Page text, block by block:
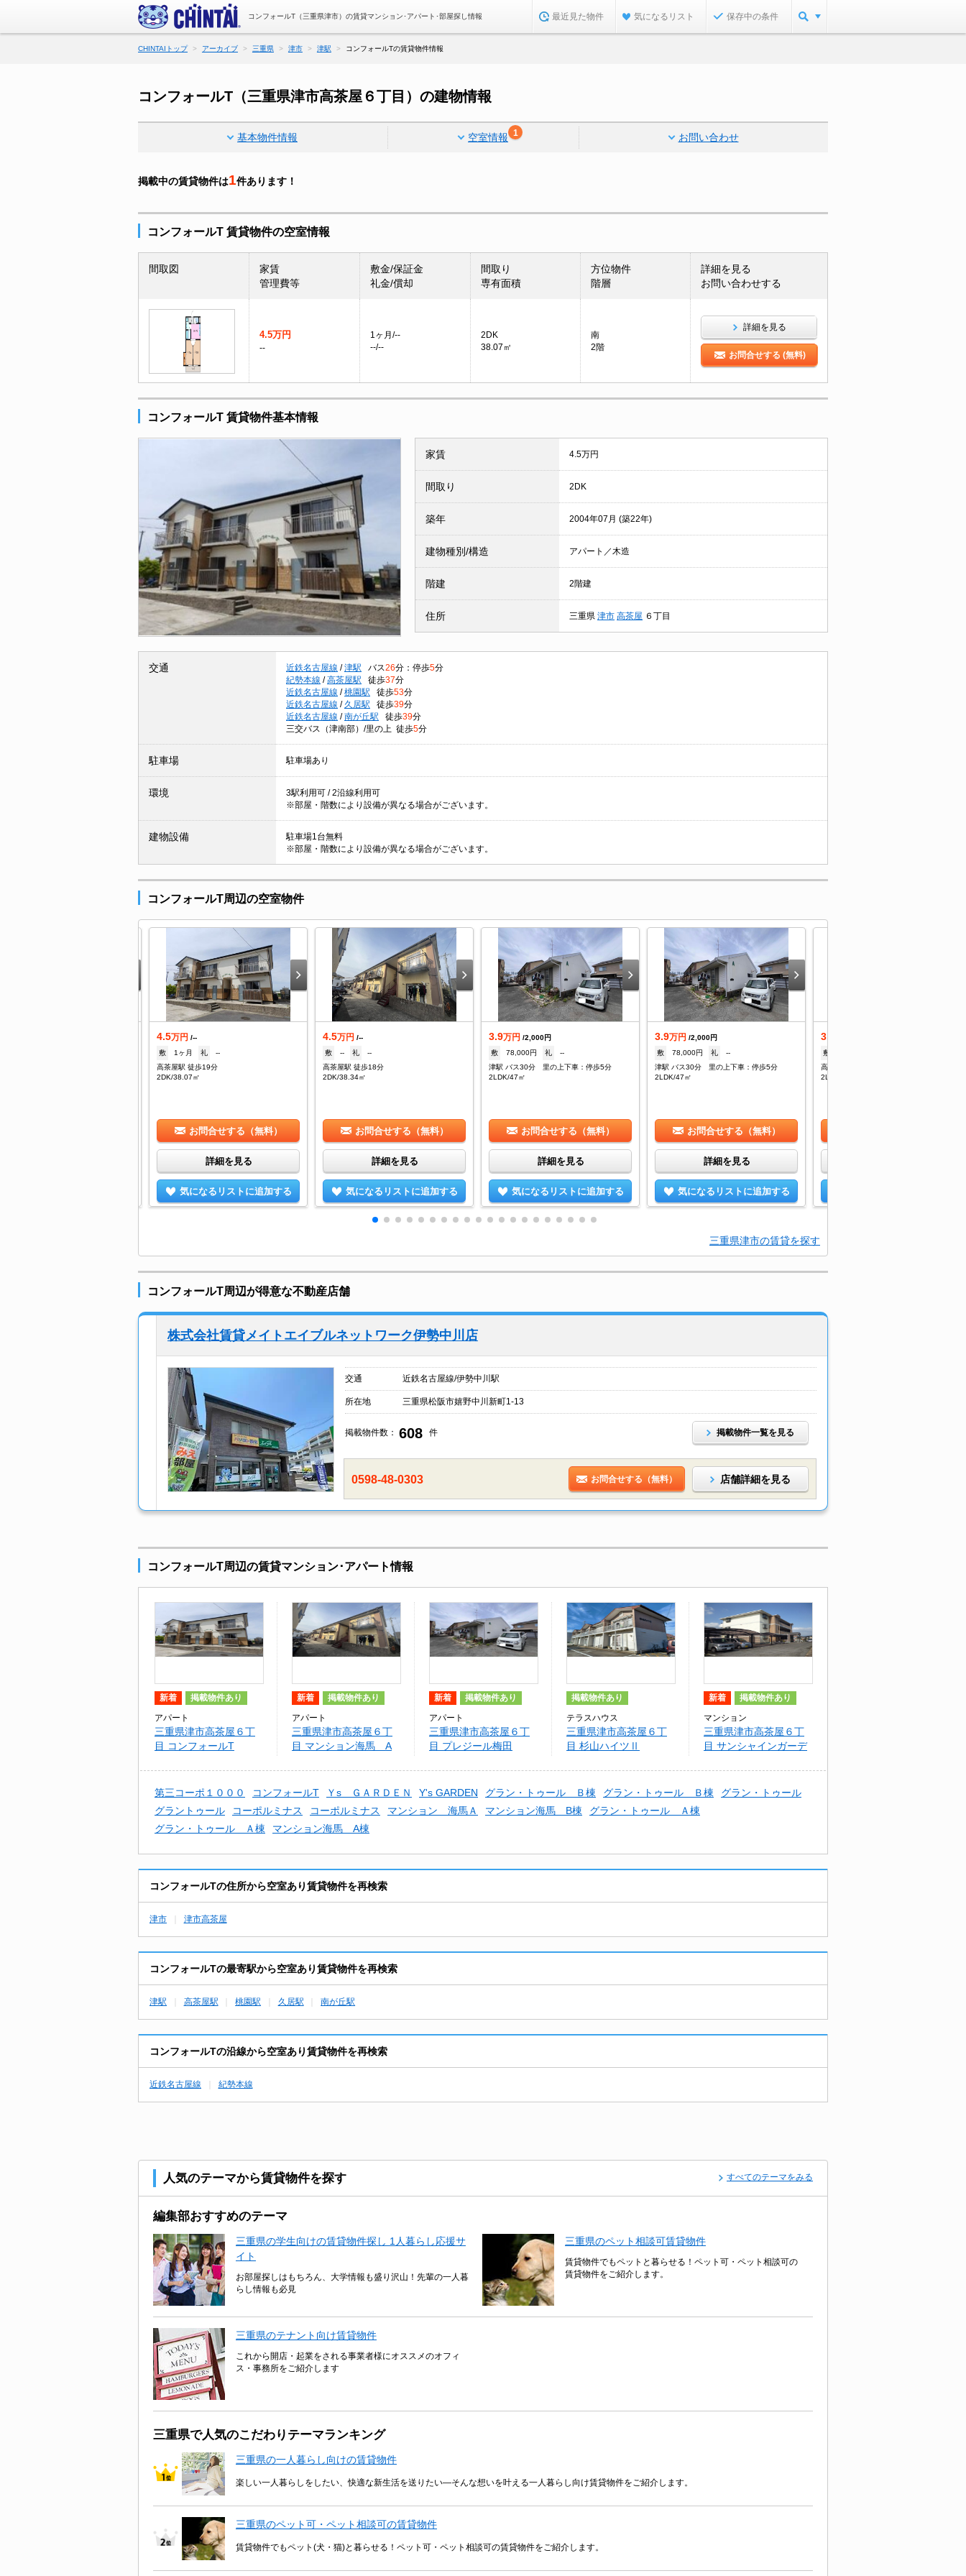
コンフォールT（三重県津市）の賃貸マンション･アパート･部屋探し情報 最近見た物件 気になるリスト 保存中の条件
CHINTAIトップ アーカイブ 三重県 津市 津駅 コンフォールTの賃貸物件情報
コンフォールT（三重県津市高茶屋６丁目）の建物情報
基本物件情報 空室情報 1 お問い合わせ
掲載中の賃貸物件は1件あります！
コンフォールT 賃貸物件の空室情報
間取図
家賃
管理費等
敷金/保証金
礼金/償却
間取り
専有面積
方位物件
階層
詳細を見る
お問い合わせする
4.5万円
--
1ヶ月/--
--/--
2DK
38.07㎡
南
2階
詳細を見る
お問合せする (無料)
コンフォールT 賃貸物件基本情報
家賃 4.5万円
間取り 2DK
築年 2004年07月 (築22年)
建物種別/構造 アパート／木造
階建 2階建
住所 三重県 津市 高茶屋 ６丁目
交通 近鉄名古屋線 / 津駅 バス26分：停歩5分
紀勢本線 / 高茶屋駅 徒歩37分
近鉄名古屋線 / 桃園駅 徒歩53分
近鉄名古屋線 / 久居駅 徒歩39分
近鉄名古屋線 / 南が丘駅 徒歩39分
三交バス（津南部）/里の上 徒歩5分
駐車場 駐車場あり
環境
3駅利用可 / 2沿線利用可
※部屋・階数により設備が異なる場合がございます。
建物設備
駐車場1台無料
※部屋・階数により設備が異なる場合がございます。
コンフォールT周辺の空室物件
4.5万円 /--
敷
1ヶ月 礼
--
高茶屋駅 徒歩19分
2DK/38.07㎡
お問合せする（無料）
詳細を見る
気になるリストに追加する
4.5万円 /--
敷
-- 礼
--
高茶屋駅 徒歩18分
2DK/38.34㎡
お問合せする（無料）
詳細を見る
気になるリストに追加する
3.9万円 /2,000円
敷
78,000円 礼
--
津駅 バス30分 里の上下車：停歩5分
2LDK/47㎡
お問合せする（無料）
詳細を見る
気になるリストに追加する
3.9万円 /2,000円
敷
78,000円 礼
--
津駅 バス30分 里の上下車：停歩5分
2LDK/47㎡
お問合せする（無料）
詳細を見る
気になるリストに追加する
3.9
敷
高茶屋駅 徒歩18分
2LDK/47㎡
三重県津市の賃貸を探す
コンフォールT周辺が得意な不動産店舗
株式会社賃貸メイトエイブルネットワーク伊勢中川店
交通 近鉄名古屋線/伊勢中川駅
所在地 三重県松阪市嬉野中川新町1-13
掲載物件数： 608 件 掲載物件一覧を見る
0598-48-0303 お問合せする（無料） 店舗詳細を見る
コンフォールT周辺の賃貸マンション･アパート情報
新着 掲載物件あり
アパート
三重県津市高茶屋６丁
目 コンフォールT
新着 掲載物件あり
アパート
三重県津市高茶屋６丁
目 マンション海馬 A
新着 掲載物件あり
アパート
三重県津市高茶屋６丁
目 プレジール梅田
掲載物件あり
テラスハウス
三重県津市高茶屋６丁
目 杉山ハイツⅡ
新着 掲載物件あり
マンション
三重県津市高茶屋６丁
目 サンシャインガーデ
第三コーポ１０００ コンフォールT Ｙs ＧＡＲＤＥＮ Y's GARDEN グラン・トゥール Ｂ棟 グラン・トゥール Ｂ棟
グラン・トゥール
グラントゥール
コーポルミナス コーポルミナス マンション 海馬Ａ マンション海馬 B棟
グラン・トゥール Ａ棟
グラン・トゥール Ａ棟
マンション海馬 A棟
コンフォールTの住所から空室あり賃貸物件を再検索
津市 津市高茶屋
コンフォールTの最寄駅から空室あり賃貸物件を再検索
津駅 高茶屋駅 桃園駅 久居駅 南が丘駅
コンフォールTの沿線から空室あり賃貸物件を再検索
近鉄名古屋線 紀勢本線
人気のテーマから賃貸物件を探す すべてのテーマをみる
編集部おすすめのテーマ
三重県の学生向けの賃貸物件探し 1人暮らし応援サ
イト
お部屋探しはもちろん、大学情報も盛り沢山！先輩の一人暮
らし情報も必見
三重県のペット相談可賃貸物件
賃貸物件でもペットと暮らせる！ペット可・ペット相談可の
賃貸物件をご紹介します。
三重県のテナント向け賃貸物件
これから開店・起業をされる事業者様にオススメのオフィ
ス・事務所をご紹介します
三重県で人気のこだわりテーマランキング
三重県の一人暮らし向けの賃貸物件
楽しい一人暮らしをしたい、快適な新生活を送りたい―そんな想いを叶える一人暮らし向け賃貸物件をご紹介します。
三重県のペット可・ペット相談可の賃貸物件
賃貸物件でもペット(犬・猫)と暮らせる！ペット可・ペット相談可の賃貸物件をご紹介します。